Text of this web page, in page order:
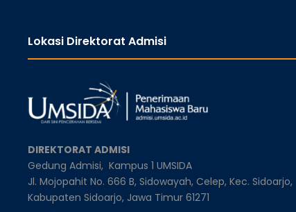
Lokasi Direktorat Admisi
DIREKTORAT ADMISI
Gedung Admisi, Kampus 1 UMSIDA
Jl. Mojopahit No. 666 B, Sidowayah, Celep, Kec. Sidoarjo,
Kabupaten Sidoarjo, Jawa Timur 61271